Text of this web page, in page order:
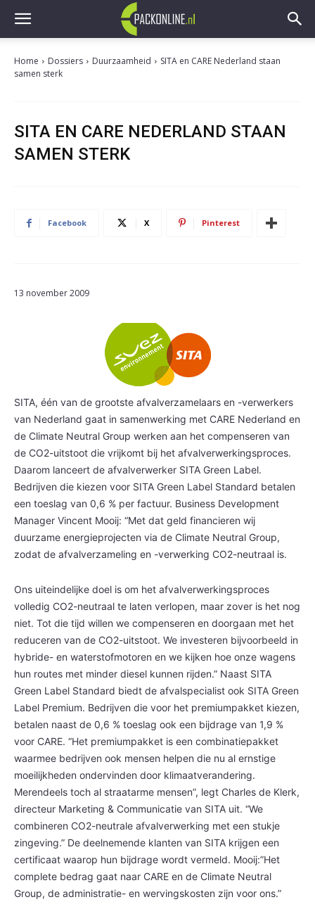
Home Dossiers Duurzaamheid
SITA en CARE Nederland staan
samen sterk
SITA EN CARE NEDERLAND STAAN
SAMEN STERK
Facebook X Pinterest
13 november 2009
SITA, één van de grootste afvalverzamelaars en -verwerkers
van Nederland gaat in samenwerking met CARE Nederland en
de Climate Neutral Group werken aan het compenseren van
de CO2-uitstoot die vrijkomt bij het afvalverwerkingsproces.
Daarom lanceert de afvalverwerker SITA Green Label.
Bedrijven die kiezen voor SITA Green Label Standard betalen
een toeslag van 0,6 % per factuur. Business Development
Manager Vincent Mooij: “Met dat geld financieren wij
duurzame energieprojecten via de Climate Neutral Group,
zodat de afvalverzameling en -verwerking CO2-neutraal is.
Ons uiteindelijke doel is om het afvalverwerkingsproces
volledig CO2-neutraal te laten verlopen, maar zover is het nog
niet. Tot die tijd willen we compenseren en doorgaan met het
reduceren van de CO2-uitstoot. We investeren bijvoorbeeld in
hybride- en waterstofmotoren en we kijken hoe onze wagens
hun routes met minder diesel kunnen rijden.” Naast SITA
Green Label Standard biedt de afvalspecialist ook SITA Green
Label Premium. Bedrijven die voor het premiumpakket kiezen,
betalen naast de 0,6 % toeslag ook een bijdrage van 1,9 %
voor CARE. “Het premiumpakket is een combinatiepakket
waarmee bedrijven ook mensen helpen die nu al ernstige
moeilijkheden ondervinden door klimaatverandering.
Merendeels toch al straatarme mensen”, legt Charles de Klerk,
directeur Marketing & Communicatie van SITA uit. “We
combineren CO2-neutrale afvalverwerking met een stukje
zingeving.” De deelnemende klanten van SITA krijgen een
certificaat waarop hun bijdrage wordt vermeld. Mooij:”Het
complete bedrag gaat naar CARE en de Climate Neutral
Group, de administratie- en wervingskosten zijn voor ons.”